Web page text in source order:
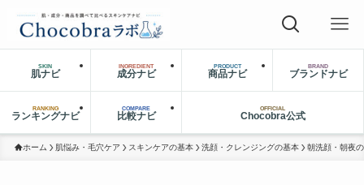
SKIN
肌ナビ
INGREDIENT
成分ナビ
PRODUCT
商品ナビ
BRAND
ブランドナビ
RANKING
ランキングナビ
COMPARE
比較ナビ
OFFICIAL
Chocobra公式
ホーム 肌悩み・毛穴ケア スキンケアの基本 洗顔・クレンジングの基本 朝洗顔・朝夜